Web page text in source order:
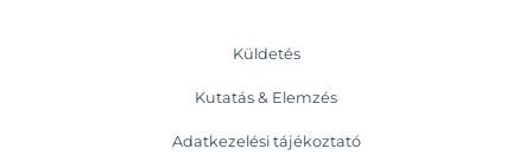
Küldetés
Kutatás & Elemzés
Adatkezelési tájékoztató